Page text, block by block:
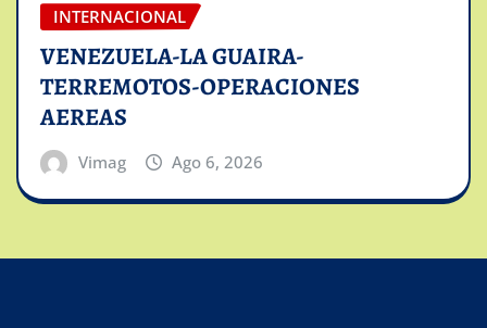
INTERNACIONAL
VENEZUELA-LA GUAIRA-
TERREMOTOS-OPERACIONES
AEREAS
Vimag Ago 6, 2026